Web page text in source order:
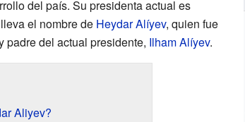
del país. Su presidenta actual es
el nombre de Heydar Alíyev, quien fue
padre del actual presidente, Ilham Alíyev.
Aliyev?